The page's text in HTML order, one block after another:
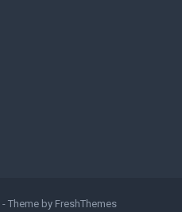
- Theme by FreshThemes